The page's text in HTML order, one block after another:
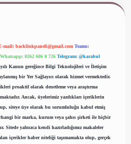
mail: backlinkpaneli@gmail.com Teams:
Whatsapp: 0262 606 0 726 Telegram: @karabul
Kanun gereğince Bilgi Teknolojileri ve İletişim
bir Yer Sağlayıcı olarak hizmet vermektedir.
proaktif olarak denetleme veya araştırma
Ancak, üyelerimiz yazdıkları içeriklerin
siteye üye olarak bu sorumluluğu kabul etmiş
bir marka, kurum veya şahıs şirketi ile hiçbir
Sitede yalnızca kendi hazırladığımız makaleler
içerikler haber niteliği taşımamakta olup, gerçek